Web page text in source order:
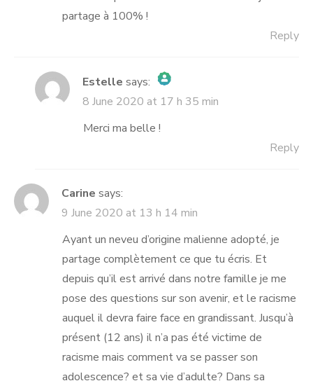
partage à 100% !
Reply
Estelle says:
The Real Person Badge!
Anti-Spam by CleanTalk
8 June 2020 at 17 h 35 min
Merci ma belle !
Reply
Carine says:
9 June 2020 at 13 h 14 min
Ayant un neveu d’origine malienne adopté, je
partage complètement ce que tu écris. Et
depuis qu’il est arrivé dans notre famille je me
pose des questions sur son avenir, et le racisme
auquel il devra faire face en grandissant. Jusqu’à
présent (12 ans) il n’a pas été victime de
racisme mais comment va se passer son
adolescence? et sa vie d’adulte? Dans sa